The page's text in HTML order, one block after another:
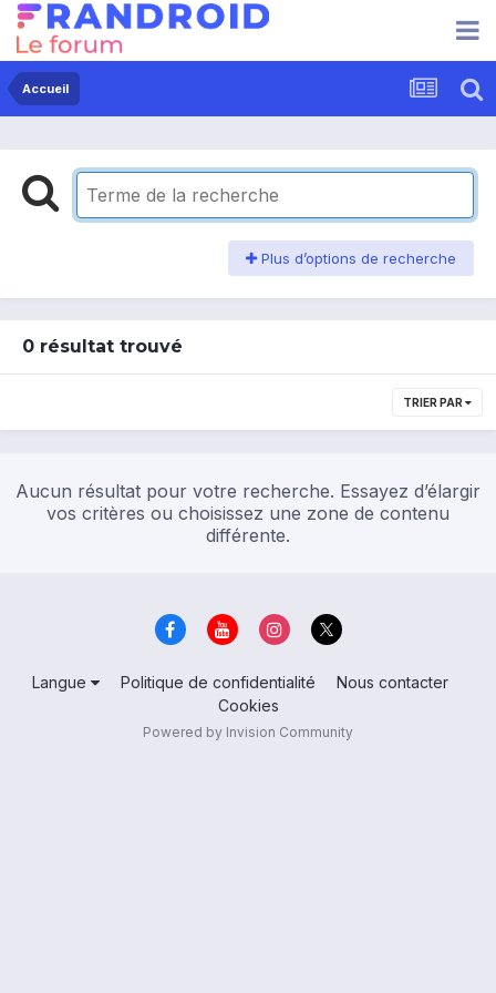
Accueil
Plus d’options de recherche
0 résultat trouvé
TRIER PAR
Aucun résultat pour votre recherche. Essayez d’élargir
vos critères ou choisissez une zone de contenu
différente.
Langue Politique de confidentialité
Nous contacter
Cookies
Powered by Invision Community